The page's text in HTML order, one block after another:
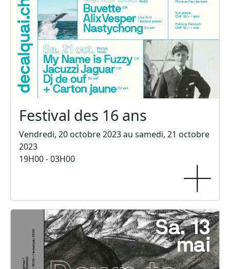
Festival des 16 ans
Vendredi, 20 octobre 2023 au samedi, 21 octobre
2023
19H00 - 03H00